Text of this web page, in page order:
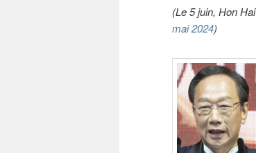
(Le 5 juin, Hon
mai 2024)